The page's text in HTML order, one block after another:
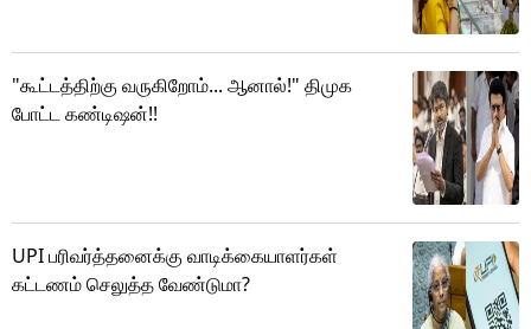
"கூட்டத்திற்கு வருகிறோம்... ஆனால்!" திமுக
போட்ட கண்டிஷன்!!
UPI பரிவர்த்தனைக்கு வாடிக்கையாளர்கள்
கட்டணம் செலுத்த வேண்டுமா?